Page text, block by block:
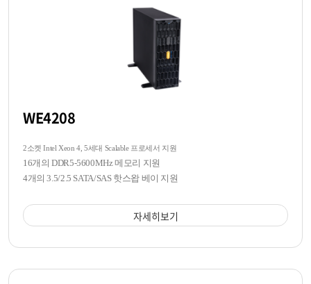
WE4208
2소켓 Intel Xeon 4, 5세대 Scalable 프로세서 지원
16개의 DDR5-5600MHz 메모리 지원
4개의 3.5/2.5 SATA/SAS 핫스왑 베이 지원
자세히보기